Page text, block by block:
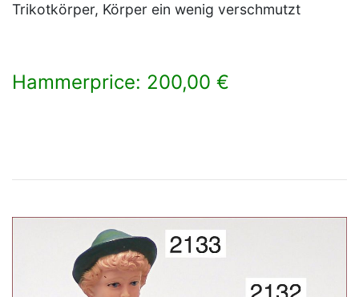
Trikotkörper, Körper ein wenig verschmutzt
Hammerprice: 200,00 €